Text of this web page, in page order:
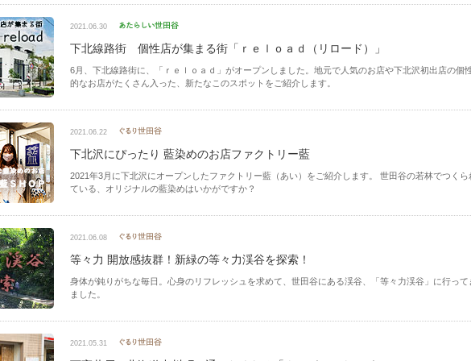
2021.06.30
下北線路街 個性店が集まる街「ｒｅｌｏａｄ（リロード）」
6月、下北線路街に、「ｒｅｌｏａｄ」がオープンしました。地元で人気のお店や下北沢初出店の個
的なお店がたくさん入った、新たなこのスポットをご紹介します。
2021.06.22
下北沢にぴったり 藍染めのお店ファクトリー藍
2021年3月に下北沢にオープンしたファクトリー藍（あい）をご紹介します。 世田谷の若林でつくら
ている、オリジナルの藍染めはいかがですか？
2021.06.08
等々力 開放感抜群！新緑の等々力渓谷を探索！
身体が鈍りがちな毎日。心身のリフレッシュを求めて、世田谷にある渓谷、「等々力渓谷」に行って
ました。
2021.05.31